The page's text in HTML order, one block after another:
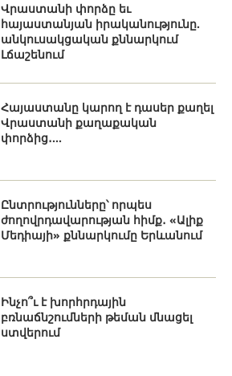
Վրաստանի փորձը եւ
հայաստանյան իրականությունը.
անկուսակցական քննարկում
Լճաշենում
Հայաստանը կարող է դասեր քաղել
Վրաստանի քաղաքական
փորձից․...
Ընտրությունները՝ որպես
ժողովրդավարության հիմք․ «Ալիք
Մեդիայի» քննարկումը Երևանում
Ինչո՞ւ է խորհրդային
բռնաճնշումների թեման մնացել
ստվերում